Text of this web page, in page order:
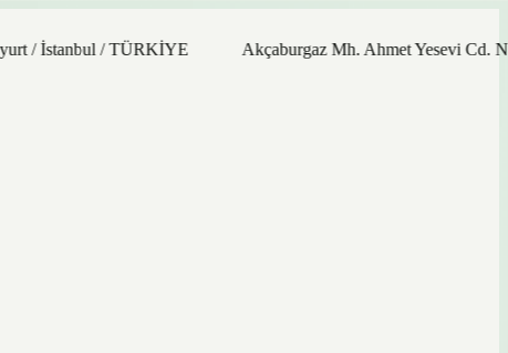
İstanbul / TÜRKİYE
Akçaburgaz Mh. Ahmet Yesevi Cd. No: